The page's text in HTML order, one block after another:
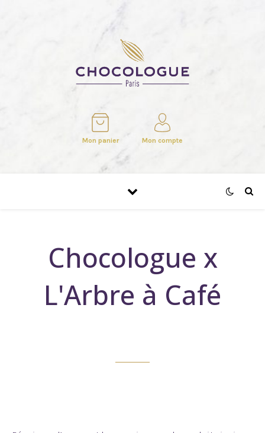
Mon panier Mon compte
Chocologue x
L'Arbre à Café